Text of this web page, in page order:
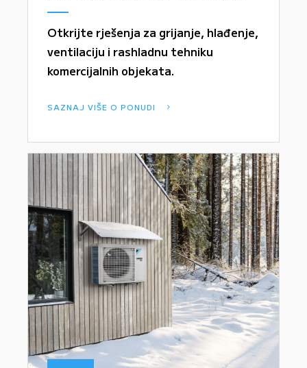
Otkrijte rješenja za grijanje, hlađenje,
ventilaciju i rashladnu tehniku
komercijalnih objekata.
SAZNAJ VIŠE O PONUDI